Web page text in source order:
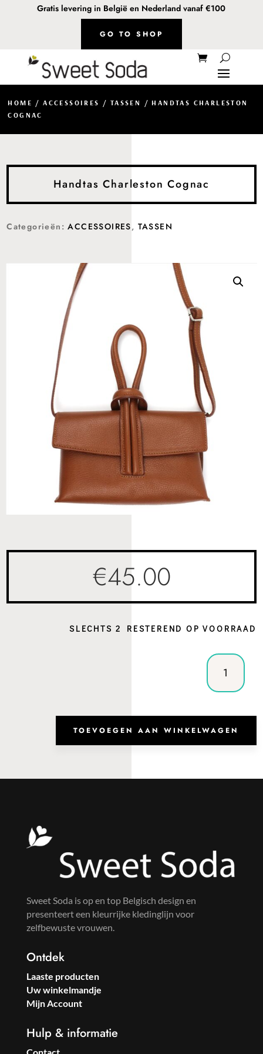
Gratis levering in België en Nederland vanaf €100
GO TO SHOP
HOME /ACCESSOIRES / TASSEN
/ HANDTAS CHARLESTON
COGNAC
Handtas Charleston Cognac
Categorieën:ACCESSOIRES, TASSEN
€45.00
SLECHTS 2 RESTEREND OP VOORRAAD
Handtas
Charleston
Cognac
TOEVOEGEN AAN WINKELWAGEN
Sweet Soda is op en top Belgisch design en
presenteert een kleurrijke kledinglijn voor
zelfbewuste vrouwen.
Ontdek
Laaste producten
Uw winkelmandje
Mijn Account
Hulp & informatie